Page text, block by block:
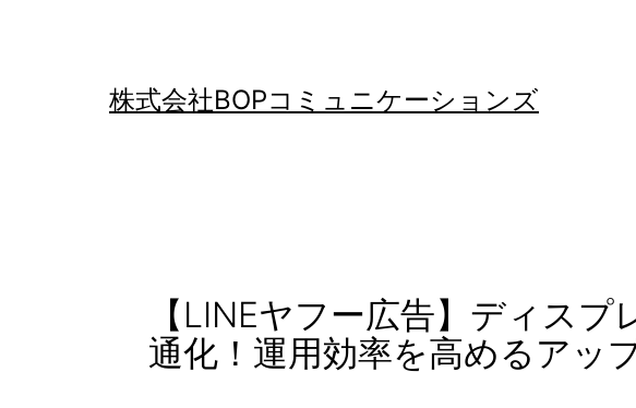
株式会社BOPコミュニケーションズ
【LINEヤフー広告】ディス
通化！運用効率を高めるアッ